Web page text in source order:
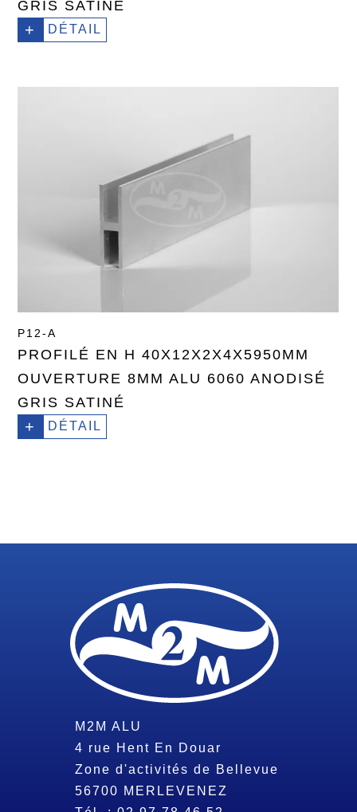
GRIS SATINÉ
+ DÉTAIL
P12-A
PROFILÉ EN H 40X12X2X4X5950MM
OUVERTURE 8MM ALU 6060 ANODISÉ
GRIS SATINÉ
+ DÉTAIL
M2M ALU
4 rue Hent En Douar
Zone d'activités de Bellevue
56700 MERLEVENEZ